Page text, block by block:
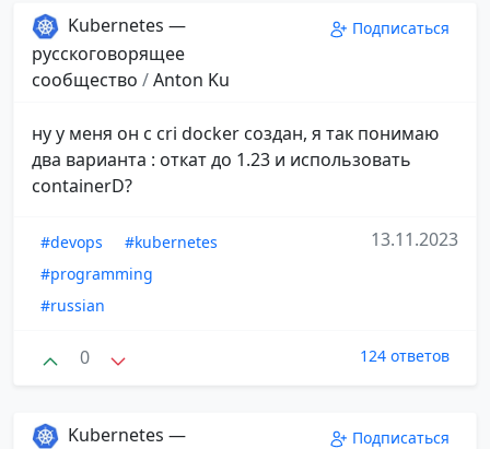
Kubernetes —
русскоговорящее
сообщество /Anton Ku
Подписаться
ну у меня он с cri docker создан, я так понимаю
два варианта : откат до 1.23 и использовать
containerD?
#devops
#kubernetes
#programming
#russian
13.11.2023
0 124 ответов
Kubernetes —
Подписаться